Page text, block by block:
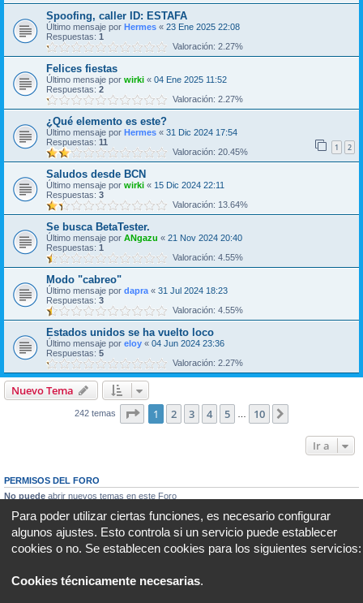
Spoofing, caller ID: ESTAFA
Último mensaje por Hermes « 23 Ene 2025 22:08
Respuestas: 1
Valoración: 2.27%
Felices fiestas
Último mensaje por wirki « 04 Ene 2025 11:52
Respuestas: 2
Valoración: 2.27%
¿Qué elemento es este?
Último mensaje por Hermes « 31 Dic 2024 17:54
Respuestas: 11 1 2
Valoración: 20.45%
Saludos desde BCN
Último mensaje por wirki « 15 Dic 2024 22:11
Respuestas: 3
Valoración: 13.64%
Se busca BetaTester.
Último mensaje por ANgazu « 21 Nov 2024 20:40
Respuestas: 1
Valoración: 4.55%
Modo "cabreo"
Último mensaje por dapra « 31 Jul 2024 18:23
Respuestas: 3
Valoración: 4.55%
Estados unidos se ha vuelto loco
Último mensaje por eloy « 04 Jun 2024 23:36
Respuestas: 5
Valoración: 2.27%
Nuevo Tema
242 temas Página de 10
1 2 3 4 5 10
Ir a
PERMISOS DEL FORO
No puede abrir nuevos temas en este Foro
No puedeeditar sus mensajes en este Foro
No puedeborrar sus mensajes en este Foro
No puede
enviar adjuntos en este Foro
Para poder utilizar ciertas funciones, es necesario configurar
algunos ajustes. Esto controla si un servicio puede establecer
cookies o no. Se establecen cookies para los siguientes servicios:
Cookies técnicamente necesarias.